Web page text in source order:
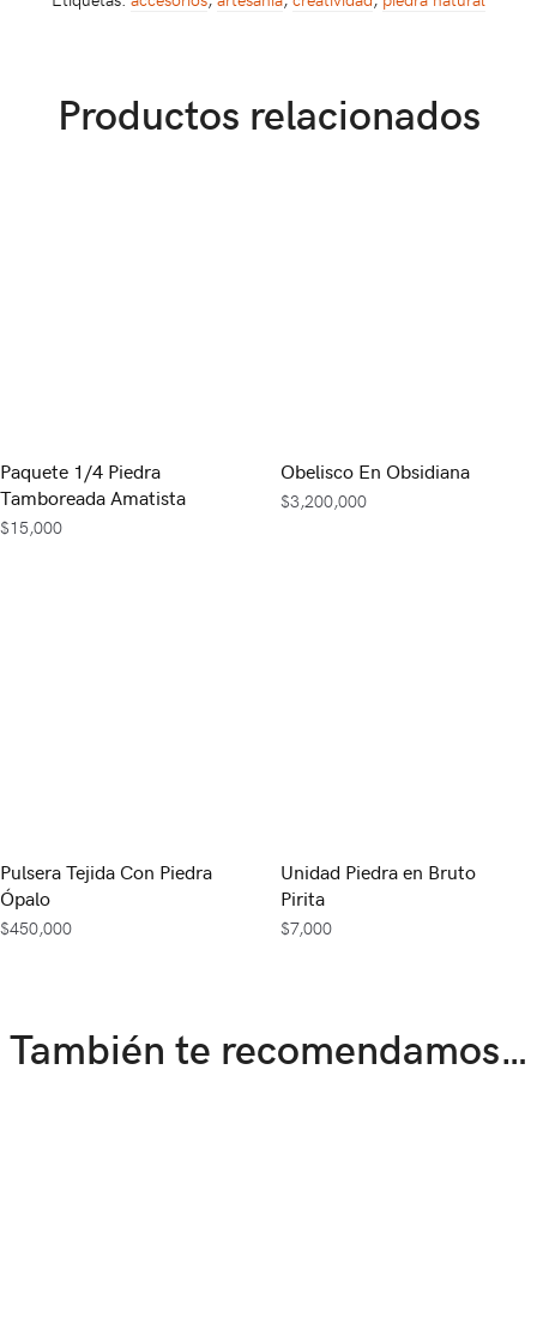
Productos relacionados
Paquete 1/4 Piedra
Tamboreada Amatista
$15,000
Obelisco En Obsidiana
$3,200,000
Pulsera Tejida Con Piedra
Ópalo
$450,000
Unidad Piedra en Bruto
Pirita
$7,000
También te recomendamos…